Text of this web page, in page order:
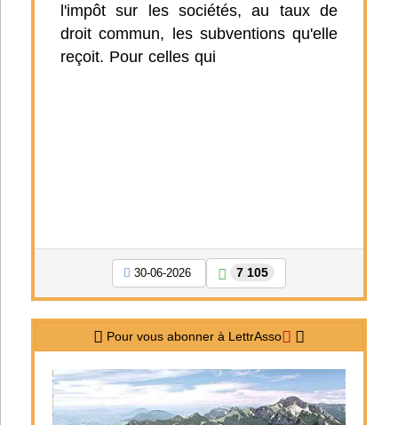
l'impôt sur les sociétés, au taux de
droit commun, les subventions qu'elle
reçoit. Pour celles qui
30-06-2026 7 105
Pour vous abonner à LettrAsso